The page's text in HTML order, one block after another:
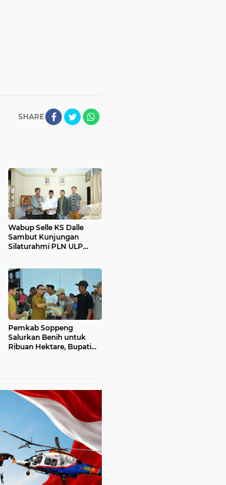
SHARE
Wabup Selle KS Dalle
Sambut Kunjungan
Silaturahmi PLN ULP
Pemkab Soppeng
Salurkan Benih untuk
Ribuan Hektare, Bupati